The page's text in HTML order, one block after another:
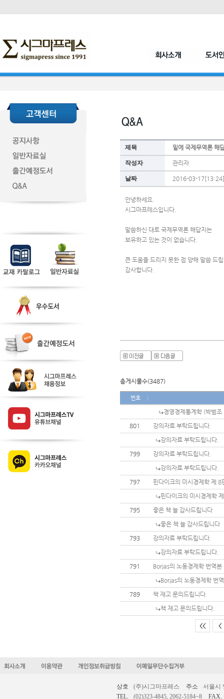
제목 밑에 국제무역론 해
작성자 관리자
날짜 2016-03-17[13:24]
안녕하세요.
시그마프레스입니다.
말씀하신 대로 국제무역론 해답지는
보유하고 있는 것이 없습니다.
큰 도움을 드리지 못한 점 양해 말씀 드
감사합니다.
총게시물수(3487)
번호
경영경제통계학 (박범
801
강의자료 부탁드립니다.
강의자료 부탁드립니다.
799
강의자료 부탁드립니다.
강의자료 부탁드립니다.
797
핀다이크의 미시경제학 제 8
핀다이크의 미시경제학
795
좋은 책 늘 감사드립니다
좋은 책 늘 감사드립니다
793
강의자료 부탁드립니다.
강의자료 부탁드립니다.
791
Borjas의 노동경제학 번역
Borjas의 노동경제학 번
789
책 재고 문의드립니다.
책 재고 문의드립니다.
<< <
상호 (주)시그마프레스 주소
서울시
TEL.
(02)323-4845, 2062-5184~8
FAX.